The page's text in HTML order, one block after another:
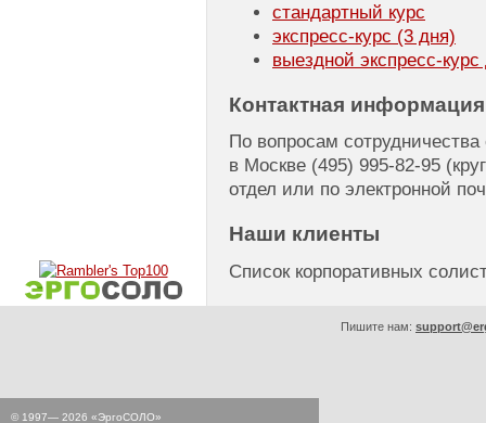
стандартный курс
экспресс-курс (3 дня)
выездной экспресс-курс
Контактная информация
По вопросам
в Москве (495) 995-82-95
отдел или по электронной
Наши клиенты
Список корпоративных
© 1997— 2026 «ЭргоСОЛО»
Пишите нам: